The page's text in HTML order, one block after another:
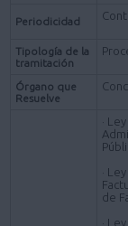
Periodicidad
Tipología de la
tramitación
Órgano que
Resuelve
·
·
de
·